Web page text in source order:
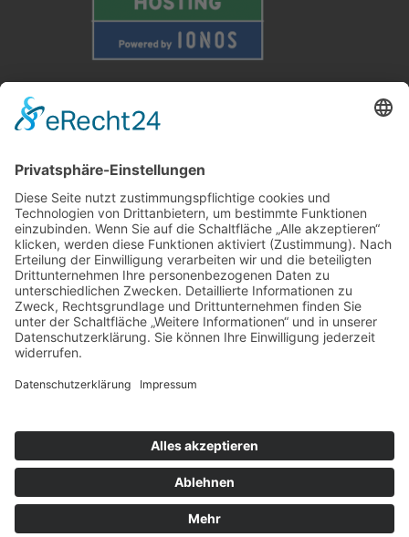
Weitere Informationen
Kontakt
Newsletter
FAQ
Schlagworte
Datenschutz
Impressum
Copyright © 2022–2026 Paddeln macht
Spass by 2increase. Alle Rechte